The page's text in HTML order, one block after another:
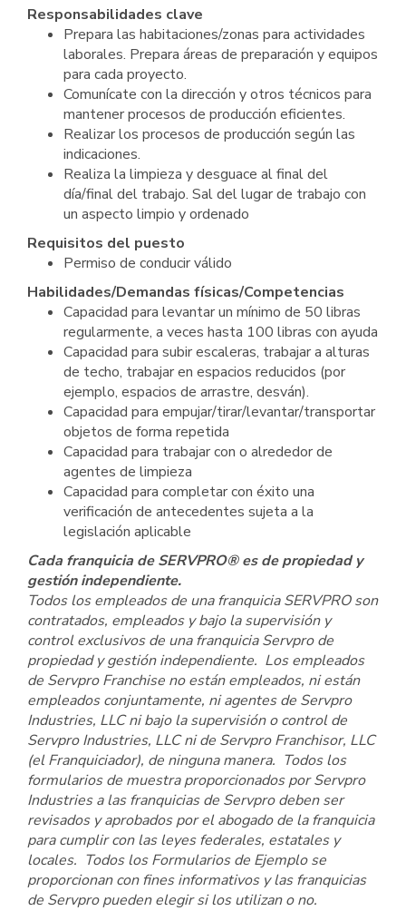
Responsabilidades clave
Prepara las habitaciones/zonas para actividades
laborales. Prepara áreas de preparación y equipos
para cada proyecto.
Comunícate con la dirección y otros técnicos para
mantener procesos de producción eficientes.
Realizar los procesos de producción según las
indicaciones.
Realiza la limpieza y desguace al final del
día/final del trabajo. Sal del lugar de trabajo con
un aspecto limpio y ordenado
Requisitos del puesto
Permiso de conducir válido
Habilidades/Demandas físicas/Competencias
Capacidad para levantar un mínimo de 50 libras
regularmente, a veces hasta 100 libras con ayuda
Capacidad para subir escaleras, trabajar a alturas
de techo, trabajar en espacios reducidos (por
ejemplo, espacios de arrastre, desván).
Capacidad para empujar/tirar/levantar/transportar
objetos de forma repetida
Capacidad para trabajar con o alrededor de
agentes de limpieza
Capacidad para completar con éxito una
verificación de antecedentes sujeta a la
legislación aplicable
Cada franquicia de SERVPRO® es de propiedad y
gestión independiente.
Todos los empleados de una franquicia SERVPRO son
contratados, empleados y bajo la supervisión y
control exclusivos de una franquicia Servpro de
propiedad y gestión independiente. Los empleados
de Servpro Franchise no están empleados, ni están
empleados conjuntamente, ni agentes de Servpro
Industries, LLC ni bajo la supervisión o control de
Servpro Industries, LLC ni de Servpro Franchisor, LLC
(el Franquiciador), de ninguna manera. Todos los
formularios de muestra proporcionados por Servpro
Industries a las franquicias de Servpro deben ser
revisados y aprobados por el abogado de la franquicia
para cumplir con las leyes federales, estatales y
locales. Todos los Formularios de Ejemplo se
proporcionan con fines informativos y las franquicias
de Servpro pueden elegir si los utilizan o no.